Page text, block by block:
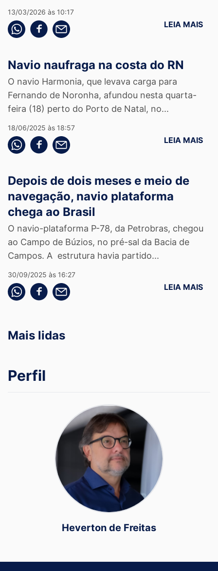
13/03/2026 às 10:17
Compartilhe pelo whatsapp
Compartilhar no facebook
Compartilhe pelo email LEIA MAIS
Navio naufraga na costa do RN
O navio Harmonia, que levava carga para
Fernando de Noronha, afundou nesta quarta-
feira (18) perto do Porto de Natal, no...
18/06/2025 às 18:57
Compartilhe pelo whatsapp
Compartilhar no facebook
Compartilhe pelo email LEIA MAIS
Depois de dois meses e meio de
navegação, navio plataforma
chega ao Brasil
O navio-plataforma P-78, da Petrobras, chegou
ao Campo de Búzios, no pré-sal da Bacia de
Campos. A estrutura havia partido...
30/09/2025 às 16:27
Compartilhe pelo whatsapp
Compartilhar no facebook
Compartilhe pelo email LEIA MAIS
Mais lidas
Perfil
Heverton de Freitas